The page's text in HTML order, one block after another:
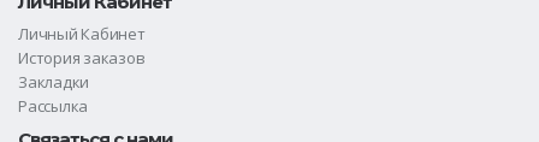
Личный Кабинет
История заказов
Закладки
Рассылка